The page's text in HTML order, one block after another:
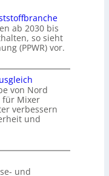
ab 2030 bis
so sieht
(PPWR) vor.
von Nord
für Mixer
verbessern
und
und